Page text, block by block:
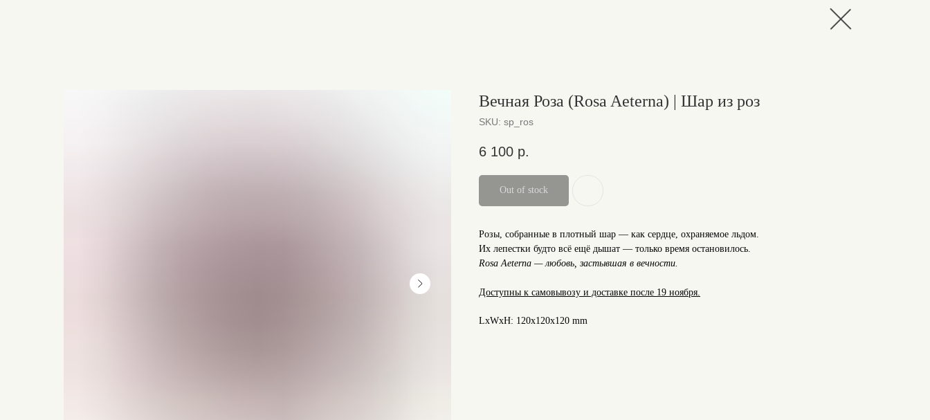
Вечная Роза (Rosa Aeterna) | Шар из роз
SKU: sp_ros
6 100 р.
Out of stock
Розы, собранные в плотный шар — как сердце, охраняемое льдом.
Их лепестки будто всё ещё дышат — только время остановилось.
Rosa Aeterna — любовь, застывшая в вечности.
Доступны к самовывозу и доставке после 19 ноября.
LxWxH: 120x120x120 mm